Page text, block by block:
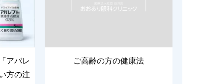
アバレ
方の注
ご高齢の方の健康法